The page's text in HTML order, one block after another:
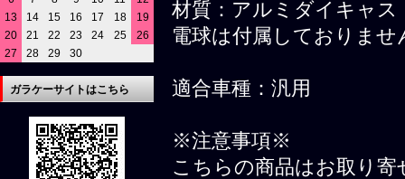
材質：アルミダイキャス
電球は付属しておりませ
適合車種：汎用
※注意事項※
こちらの商品はお取り
13
14 15 16 17 18
19
20
21 22 23 24 25
26
27
28 29 30
ガラケーサイトはこちら